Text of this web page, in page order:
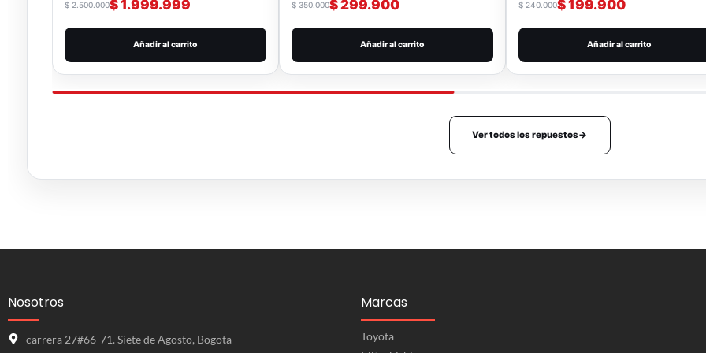
$2.500.000$1.999.999
Añadir al carrito
$350.000$299.900
Añadir al carrito
$240.000$199.900
Añadir al carrito
Ver todos los repuestos→
Nosotros
carrera 27#66-71. Siete de Agosto, Bogota
Marcas
Toyota